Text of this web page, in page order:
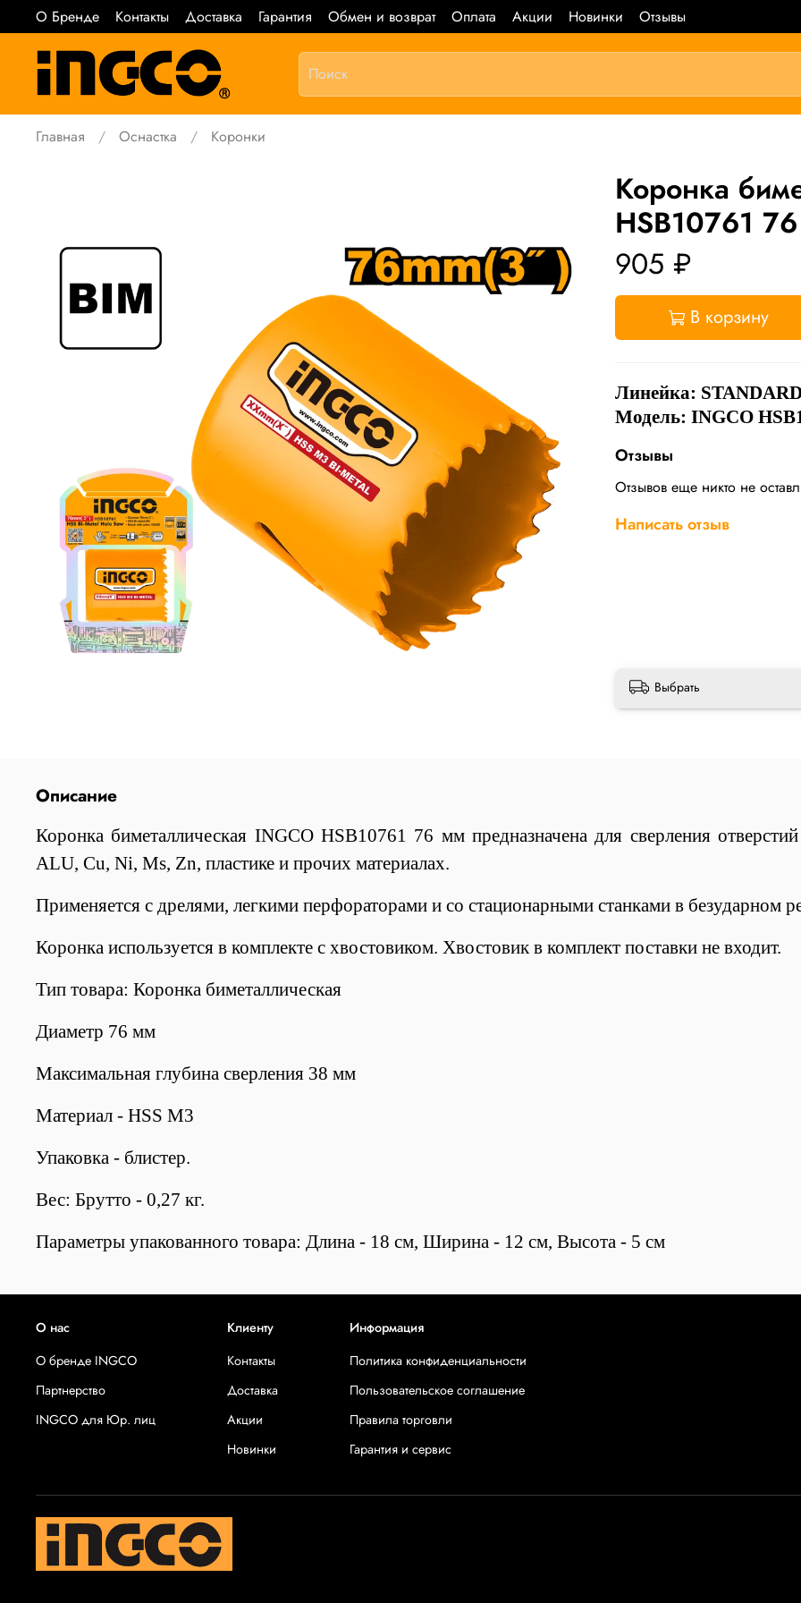
О Бренде Контакты Доставка Гарантия Обмен и возврат Оплата Акции Новинки Отзывы
Главная Оснастка Коронки
Коронка
HSB10761
905 ₽
В корзину
Линейка:
Модель: INGCO
Отзывы
Отзывов еще никто не
Написать отзыв
Выбрать
Описание
Коронка биметаллическая INGCO HSB10761 76 мм предназначена для сверления
ALU, Cu, Ni, Ms, Zn, пластике и прочих материалах.
Применяется с дрелями, легкими перфораторами и со стационарными станками в безударном
Коронка используется в комплекте с хвостовиком. Хвостовик в комплект поставки не входит.
Тип товара: Коронка биметаллическая
Диаметр 76 мм
Максимальная глубина сверления 38 мм
Материал - HSS M3
Упаковка - блистер.
Вес: Брутто - 0,27 кг.
Параметры упакованного товара: Длина - 18 см, Ширина - 12 см, Высота - 5 см
О нас
О бренде INGCO
Партнерство
INGCO для Юр. лиц
Клиенту
Контакты
Доставка
Акции
Новинки
Информация
Политика конфиденциальности
Пользовательское соглашение
Правила торговли
Гарантия и сервис